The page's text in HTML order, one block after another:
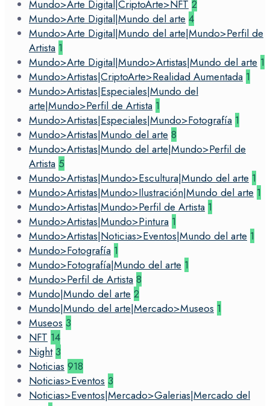
Mundo>Arte Digital|CriptoArte>NFT 2
Mundo>Arte Digital|Mundo del arte 4
Mundo>Arte Digital|Mundo del arte|Mundo>Perfil de
Artista 1
Mundo>Arte Digital|Mundo>Artistas|Mundo del arte 1
Mundo>Artistas|CriptoArte>Realidad Aumentada 1
Mundo>Artistas|Especiales|Mundo del
arte|Mundo>Perfil de Artista 1
Mundo>Artistas|Especiales|Mundo>Fotografía 1
Mundo>Artistas|Mundo del arte 8
Mundo>Artistas|Mundo del arte|Mundo>Perfil de
Artista 5
Mundo>Artistas|Mundo>Escultura|Mundo del arte 1
Mundo>Artistas|Mundo>Ilustración|Mundo del arte 1
Mundo>Artistas|Mundo>Perfil de Artista 1
Mundo>Artistas|Mundo>Pintura 1
Mundo>Artistas|Noticias>Eventos|Mundo del arte 1
Mundo>Fotografía 1
Mundo>Fotografía|Mundo del arte 1
Mundo>Perfil de Artista 8
Mundo|Mundo del arte 2
Mundo|Mundo del arte|Mercado>Museos 1
Museos 3
NFT 14
Night 3
Noticias 918
Noticias>Eventos 3
Noticias>Eventos|Mercado>Galerias|Mercado del